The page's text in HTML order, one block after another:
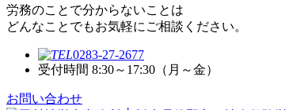
労務のことで分からないことは
どんなことでもお気軽にご相談ください。
0283-27-2677
受付時間 8:30～17:30（月～金）
お問い合わせ